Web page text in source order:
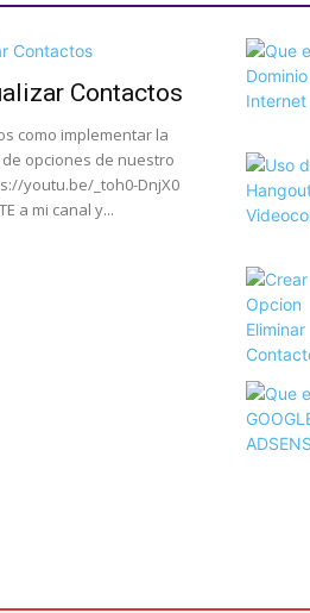
Contactos
como implementar la
opciones de nuestro
youtu.be/_toh0-DnjX0
a mi canal y...
Interactúan los Motores de